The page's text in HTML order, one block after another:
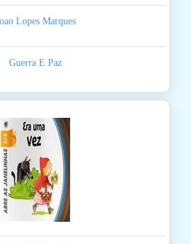
Lopes Marques
Guerra E Paz